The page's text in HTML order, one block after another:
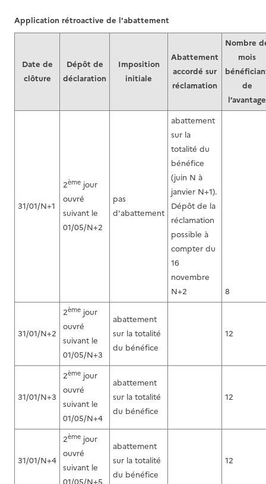
Date de
clôture
Dépôt de
déclaration
Imposition
initiale
Abattement
accordé sur
réclamation
Nombre
mois
de
l’avantage
31/01/N+1
2ème jour
ouvré
suivant le
01/05/N+2
pas
d'abattement
abattement
sur la
totalité du
bénéfice
(juin N à
janvier N+1).
Dépôt de la
réclamation
possible à
compter du
16
novembre
N+2
8
31/01/N+2
2ème jour
ouvré
suivant le
01/05/N+3
abattement
sur la totalité
du bénéfice
12
31/01/N+3
2ème jour
ouvré
suivant le
01/05/N+4
abattement
sur la totalité
du bénéfice
12
31/01/N+4
2ème jour
ouvré
suivant le
01/05/N+5
abattement
sur la totalité
du bénéfice
12
Application rétroactive de l'abattement